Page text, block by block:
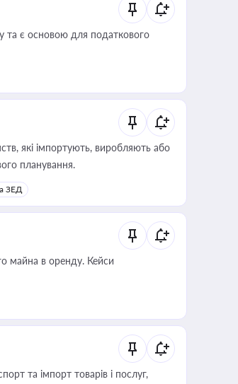
та є основою для податкового
які імпортують, виробляють або
планування.
ЗЕД
майна в оренду. Кейси
та імпорт товарів і послуг,